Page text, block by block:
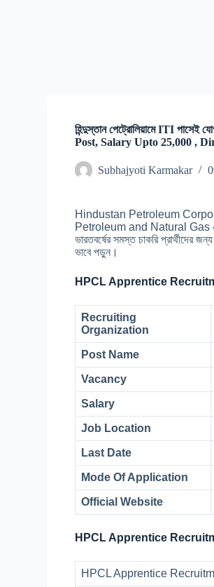
হিন্দুস্তান পেট্রোলিয়ামে ITI
Post, Salary Upto 25,000 ,
Subhajyoti Karmakar
Hindustan Petroleum
Petroleum and Natural Gas
ভারতবর্ষের সমস্ত চাকরি
ভাবে পড়ুন।
HPCL Apprentice
Recruiting
Organization
Post Name
Vacancy
Salary
Job Location
Last Date
Mode Of Application
Official Website
HPCL Apprentice
HPCL Apprentice